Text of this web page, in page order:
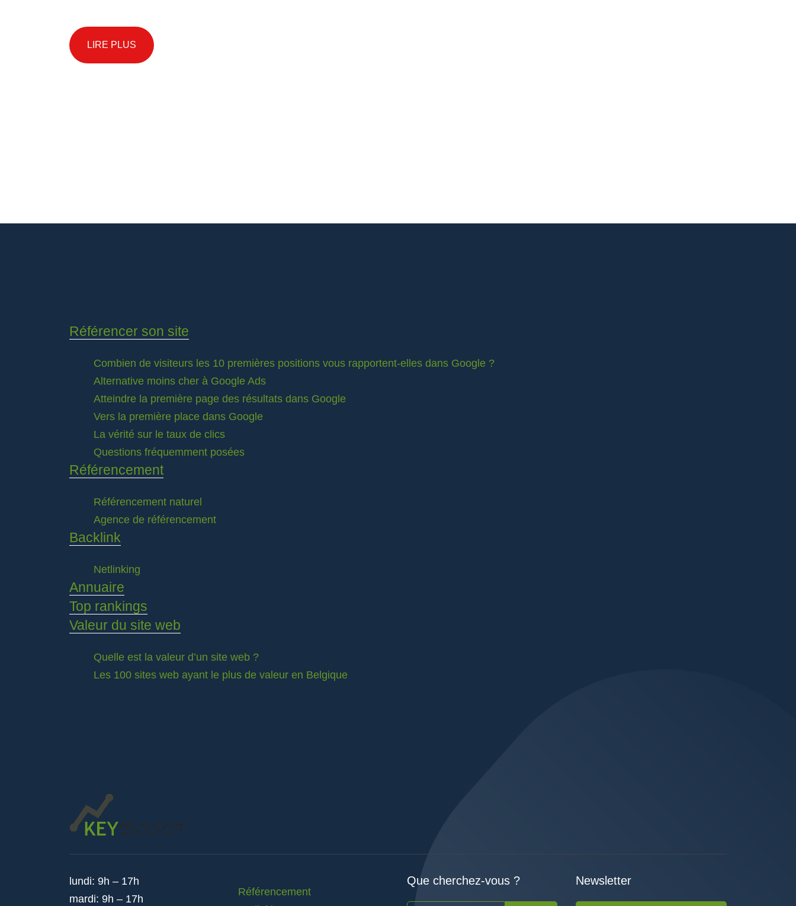
LIRE PLUS
Référencer son site
Combien de visiteurs les 10 premières positions vous rapportent-elles dans Google ?
Alternative moins cher à Google Ads
Atteindre la première page des résultats dans Google
Vers la première place dans Google
La vérité sur le taux de clics
Questions fréquemment posées
Référencement
Référencement naturel
Agence de référencement
Backlink
Netlinking
Annuaire
Top rankings
Valeur du site web
Quelle est la valeur d’un site web ?
Les 100 sites web ayant le plus de valeur en Belgique
lundi: 9h – 17h
mardi: 9h – 17h
Référencement
Que cherchez-vous ? Newsletter